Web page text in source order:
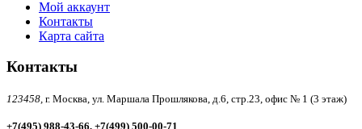
Мой аккаунт
Контакты
Карта сайта
Контакты
123458, г. Москва, ул. Маршала Прошлякова, д.6, стр.23, офис № 1 (3 этаж)
+7(495) 988-43-66, +7(499) 500-00-71